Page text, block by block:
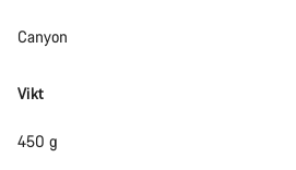
Canyon
Vikt
450 g